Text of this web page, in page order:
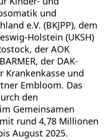
und
e.V. (BKJPP), dem
Holstein (UKSH)
der AOK
der DAK-
Krankenkasse und
Embloom. Das
den
Gemeinsamen
rund 4,78 Millionen
August 2025.